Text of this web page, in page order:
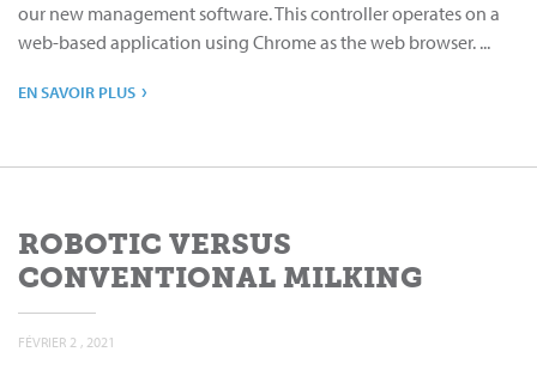
our new management software. This controller operates on a
web-based application using Chrome as the web browser. ...
EN SAVOIR PLUS ›
ROBOTIC VERSUS
CONVENTIONAL MILKING
FÉVRIER 2 , 2021